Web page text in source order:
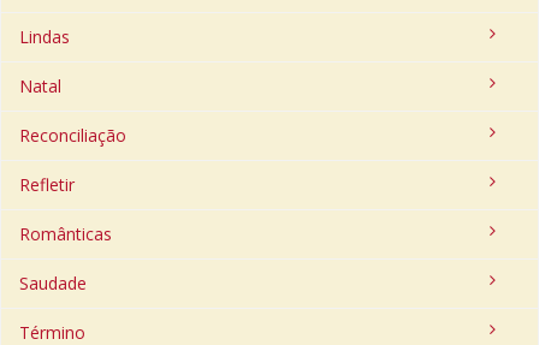
Lindas
Natal
Reconciliação
Refletir
Românticas
Saudade
Término